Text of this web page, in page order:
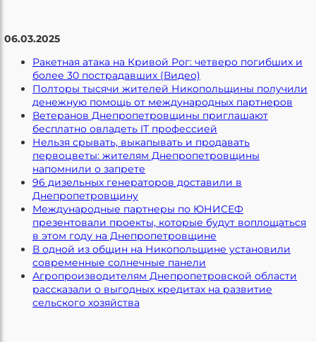
06.03.2025
Ракетная атака на Кривой Рог: четверо погибших и
более 30 пострадавших (Видео)
Полторы тысячи жителей Никопольщины получили
денежную помощь от международных партнеров
Ветеранов Днепропетровщины приглашают
бесплатно овладеть IT профессией
Нельзя срывать, выкапывать и продавать
первоцветы: жителям Днепропетровщины
напомнили о запрете
96 дизельных генераторов доставили в
Днепропетровщину
Международные партнеры по ЮНИСЕФ
презентовали проекты, которые будут воплощаться
в этом году на Днепропетровщине
В одной из общин на Никопольщине установили
современные солнечные панели
Агропроизводителям Днепропетровской области
рассказали о выгодных кредитах на развитие
сельского хозяйства